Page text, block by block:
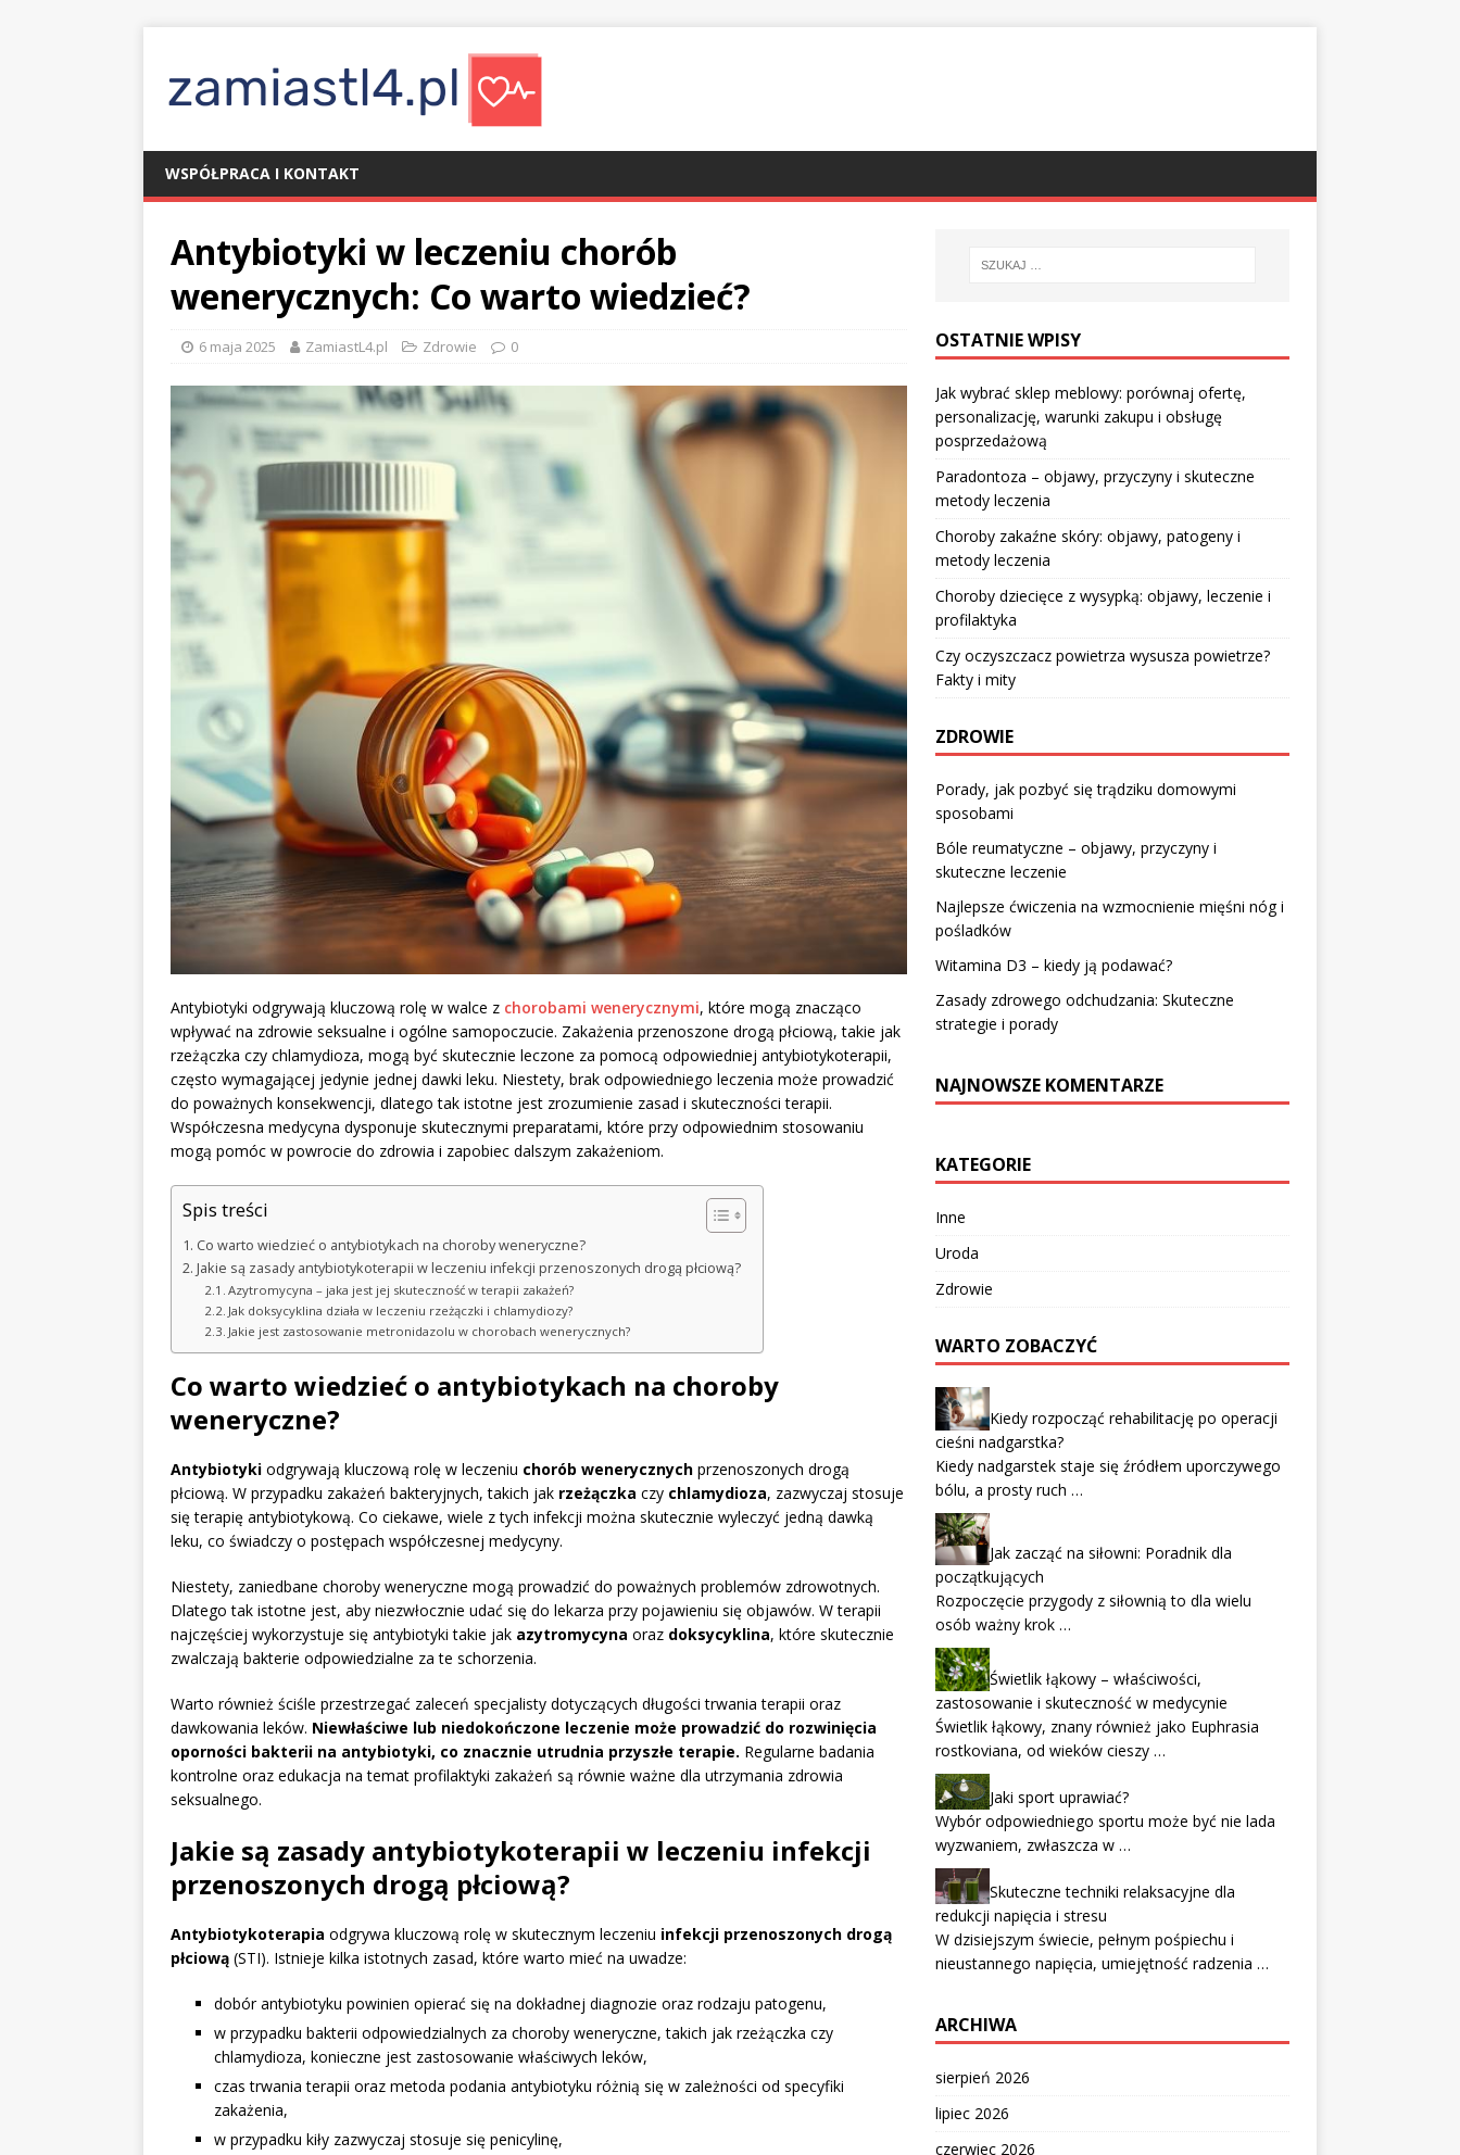
WSPÓŁPRACA I KONTAKT
Antybiotyki w leczeniu chorób
wenerycznych: Co warto wiedzieć?
6 maja 2025 ZamiastL4.pl Zdrowie 0
Antybiotyki odgrywają kluczową rolę w walce z chorobami wenerycznymi, które mogą znacząco
wpływać na zdrowie seksualne i ogólne samopoczucie. Zakażenia przenoszone drogą płciową, takie jak
rzeżączka czy chlamydioza, mogą być skutecznie leczone za pomocą odpowiedniej antybiotykoterapii,
często wymagającej jedynie jednej dawki leku. Niestety, brak odpowiedniego leczenia może prowadzić
do poważnych konsekwencji, dlatego tak istotne jest zrozumienie zasad i skuteczności terapii.
Współczesna medycyna dysponuje skutecznymi preparatami, które przy odpowiednim stosowaniu
mogą pomóc w powrocie do zdrowia i zapobiec dalszym zakażeniom.
Spis treści
Co warto wiedzieć o antybiotykach na choroby weneryczne?
Jakie są zasady antybiotykoterapii w leczeniu infekcji przenoszonych drogą płciową?
Azytromycyna – jaka jest jej skuteczność w terapii zakażeń?
Jak doksycyklina działa w leczeniu rzeżączki i chlamydiozy?
Jakie jest zastosowanie metronidazolu w chorobach wenerycznych?
Co warto wiedzieć o antybiotykach na choroby
weneryczne?
Antybiotyki odgrywają kluczową rolę w leczeniu chorób wenerycznych przenoszonych drogą
płciową. W przypadku zakażeń bakteryjnych, takich jak rzeżączka czy chlamydioza, zazwyczaj stosuje
się terapię antybiotykową. Co ciekawe, wiele z tych infekcji można skutecznie wyleczyć jedną dawką
leku, co świadczy o postępach współczesnej medycyny.
Niestety, zaniedbane choroby weneryczne mogą prowadzić do poważnych problemów zdrowotnych.
Dlatego tak istotne jest, aby niezwłocznie udać się do lekarza przy pojawieniu się objawów. W terapii
najczęściej wykorzystuje się antybiotyki takie jak azytromycyna oraz doksycyklina, które skutecznie
zwalczają bakterie odpowiedzialne za te schorzenia.
Warto również ściśle przestrzegać zaleceń specjalisty dotyczących długości trwania terapii oraz
dawkowania leków. Niewłaściwe lub niedokończone leczenie może prowadzić do rozwinięcia
oporności bakterii na antybiotyki, co znacznie utrudnia przyszłe terapie. Regularne badania
kontrolne oraz edukacja na temat profilaktyki zakażeń są równie ważne dla utrzymania zdrowia
seksualnego.
Jakie są zasady antybiotykoterapii w leczeniu infekcji
przenoszonych drogą płciową?
Antybiotykoterapia odgrywa kluczową rolę w skutecznym leczeniu infekcji przenoszonych drogą
płciową (STI). Istnieje kilka istotnych zasad, które warto mieć na uwadze:
dobór antybiotyku powinien opierać się na dokładnej diagnozie oraz rodzaju patogenu,
w przypadku bakterii odpowiedzialnych za choroby weneryczne, takich jak rzeżączka czy
chlamydioza, konieczne jest zastosowanie właściwych leków,
czas trwania terapii oraz metoda podania antybiotyku różnią się w zależności od specyfiki
zakażenia,
w przypadku kiły zazwyczaj stosuje się penicylinę,
OSTATNIE WPISY
Jak wybrać sklep meblowy: porównaj ofertę,
personalizację, warunki zakupu i obsługę
posprzedażową
Paradontoza – objawy, przyczyny i skuteczne
metody leczenia
Choroby zakaźne skóry: objawy, patogeny i
metody leczenia
Choroby dziecięce z wysypką: objawy, leczenie i
profilaktyka
Czy oczyszczacz powietrza wysusza powietrze?
Fakty i mity
ZDROWIE
Porady, jak pozbyć się trądziku domowymi
sposobami
Bóle reumatyczne – objawy, przyczyny i
skuteczne leczenie
Najlepsze ćwiczenia na wzmocnienie mięśni nóg i
pośladków
Witamina D3 – kiedy ją podawać?
Zasady zdrowego odchudzania: Skuteczne
strategie i porady
NAJNOWSZE KOMENTARZE
KATEGORIE
Inne
Uroda
Zdrowie
WARTO ZOBACZYĆ
Kiedy rozpocząć rehabilitację po operacji
cieśni nadgarstka?
Kiedy nadgarstek staje się źródłem uporczywego
bólu, a prosty ruch …
Jak zacząć na siłowni: Poradnik dla
początkujących
Rozpoczęcie przygody z siłownią to dla wielu
osób ważny krok …
Świetlik łąkowy – właściwości,
zastosowanie i skuteczność w medycynie
Świetlik łąkowy, znany również jako Euphrasia
rostkoviana, od wieków cieszy …
Jaki sport uprawiać?
Wybór odpowiedniego sportu może być nie lada
wyzwaniem, zwłaszcza w …
Skuteczne techniki relaksacyjne dla
redukcji napięcia i stresu
W dzisiejszym świecie, pełnym pośpiechu i
nieustannego napięcia, umiejętność radzenia …
ARCHIWA
sierpień 2026
lipiec 2026
czerwiec 2026